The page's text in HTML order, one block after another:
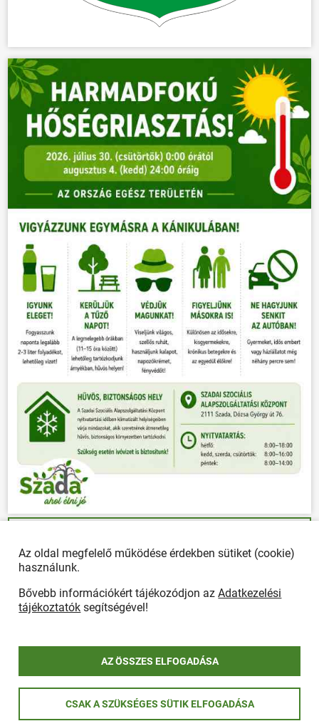
Önkormányzat
Polgármesteri Hivatal
Rendeletek
Hirdetmények
ÖNKORMÁNYZAT
Az oldal megfelelő működése érdekben sütiket (cookie)
használunk.
Bővebb információkért tájékozódjon azAdatkezelési
tájékoztatók segítségével!
AZ ÖSSZES ELFOGADÁSA
CSAK A SZÜKSÉGES SÜTIK ELFOGADÁSA